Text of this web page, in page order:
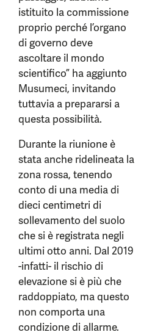
istituito la commissione
proprio perché l’organo
di governo deve
ascoltare il mondo
scientifico” ha aggiunto
Musumeci, invitando
tuttavia a prepararsi a
questa possibilità.
Durante la riunione è
stata anche ridelineata la
zona rossa, tenendo
conto di una media di
dieci centimetri di
sollevamento del suolo
che si è registrata negli
ultimi otto anni. Dal 2019
-infatti- il rischio di
elevazione si è più che
raddoppiato, ma questo
non comporta una
condizione di allarme.